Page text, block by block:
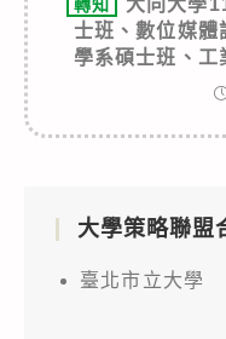
轉知
士班、數位媒體
學系碩士班、工
大學策略聯盟
臺北市立大學